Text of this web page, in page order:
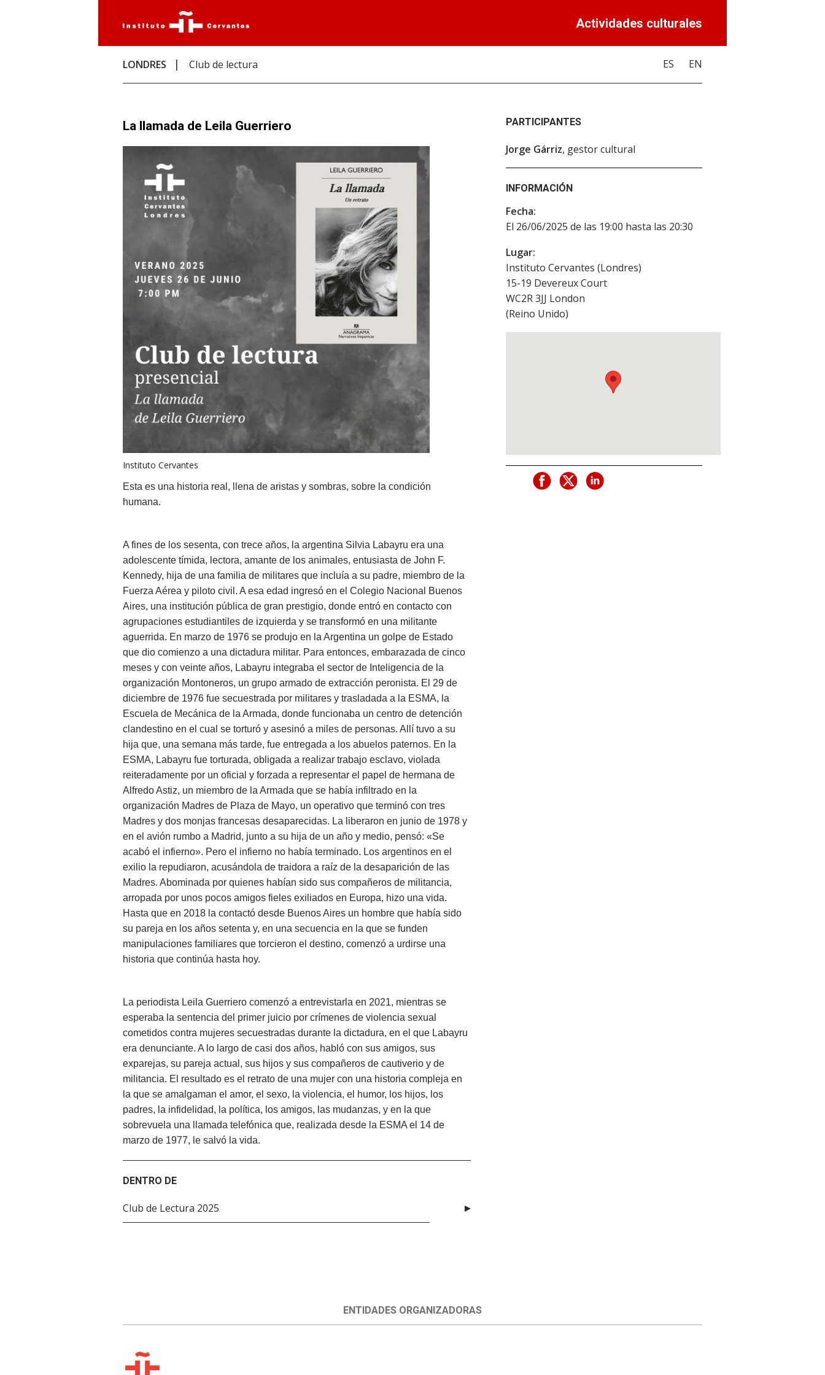
Actividades culturales
LONDRES Club de lectura ES EN
La llamada de Leila Guerriero
Instituto Cervantes
Esta es una historia real, llena de aristas y sombras, sobre la condición
humana.
A fines de los sesenta, con trece años, la argentina Silvia Labayru era una
adolescente tímida, lectora, amante de los animales, entusiasta de John F.
Kennedy, hija de una familia de militares que incluía a su padre, miembro de la
Fuerza Aérea y piloto civil. A esa edad ingresó en el Colegio Nacional Buenos
Aires, una institución pública de gran prestigio, donde entró en contacto con
agrupaciones estudiantiles de izquierda y se transformó en una militante
aguerrida. En marzo de 1976 se produjo en la Argentina un golpe de Estado
que dio comienzo a una dictadura militar. Para entonces, embarazada de cinco
meses y con veinte años, Labayru integraba el sector de Inteligencia de la
organización Montoneros, un grupo armado de extracción peronista. El 29 de
diciembre de 1976 fue secuestrada por militares y trasladada a la ESMA, la
Escuela de Mecánica de la Armada, donde funcionaba un centro de detención
clandestino en el cual se torturó y asesinó a miles de personas. Allí tuvo a su
hija que, una semana más tarde, fue entregada a los abuelos paternos. En la
ESMA, Labayru fue torturada, obligada a realizar trabajo esclavo, violada
reiteradamente por un oficial y forzada a representar el papel de hermana de
Alfredo Astiz, un miembro de la Armada que se había infiltrado en la
organización Madres de Plaza de Mayo, un operativo que terminó con tres
Madres y dos monjas francesas desaparecidas. La liberaron en junio de 1978 y
en el avión rumbo a Madrid, junto a su hija de un año y medio, pensó: «Se
acabó el infierno». Pero el infierno no había terminado. Los argentinos en el
exilio la repudiaron, acusándola de traidora a raíz de la desaparición de las
Madres. Abominada por quienes habían sido sus compañeros de militancia,
arropada por unos pocos amigos fieles exiliados en Europa, hizo una vida.
Hasta que en 2018 la contactó desde Buenos Aires un hombre que había sido
su pareja en los años setenta y, en una secuencia en la que se funden
manipulaciones familiares que torcieron el destino, comenzó a urdirse una
historia que continúa hasta hoy.
La periodista Leila Guerriero comenzó a entrevistarla en 2021, mientras se
esperaba la sentencia del primer juicio por crímenes de violencia sexual
cometidos contra mujeres secuestradas durante la dictadura, en el que Labayru
era denunciante. A lo largo de casi dos años, habló con sus amigos, sus
exparejas, su pareja actual, sus hijos y sus compañeros de cautiverio y de
militancia. El resultado es el retrato de una mujer con una historia compleja en
la que se amalgaman el amor, el sexo, la violencia, el humor, los hijos, los
padres, la infidelidad, la política, los amigos, las mudanzas, y en la que
sobrevuela una llamada telefónica que, realizada desde la ESMA el 14 de
marzo de 1977, le salvó la vida.
DENTRO DE
Club de Lectura 2025
PARTICIPANTES
Jorge Gárriz, gestor cultural
INFORMACIÓN
Fecha:
El 26/06/2025 de las 19:00 hasta las 20:30
Lugar:
Instituto Cervantes (Londres)
15-19 Devereux Court
WC2R 3JJ London
(Reino Unido)
ENTIDADES ORGANIZADORAS